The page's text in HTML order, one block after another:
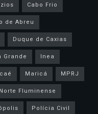
Cabo Frio
de Abreu
Duque de Caxias
Grande
Inea
Maricá
MPRJ
Norte Fluminense
Polícia Civil